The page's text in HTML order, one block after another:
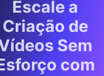
Escale a
Criação de
Sem
com